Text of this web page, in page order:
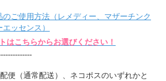
ご使用方法（レメディー、マザーチンク
ッセンス）
こちらからお選びください！
便（通常配送）、ネコポスのいずれかと